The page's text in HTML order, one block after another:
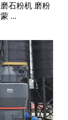
石粉机 磨粉
...